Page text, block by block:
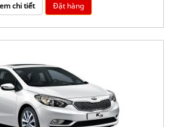
chi tiết Đặt hàng